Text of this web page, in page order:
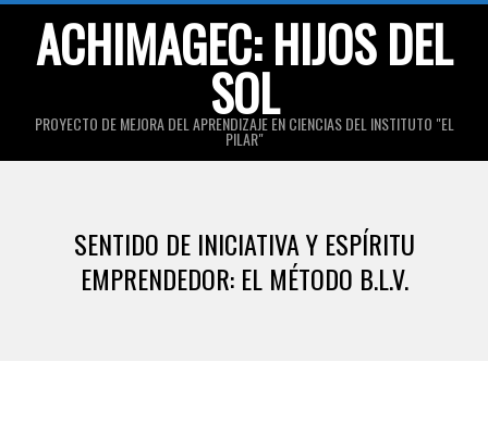
ACHIMAGEC: HIJOS DEL
SOL
PROYECTO DE MEJORA DEL APRENDIZAJE EN CIENCIAS DEL INSTITUTO "EL
PILAR"
SENTIDO DE INICIATIVA Y ESPÍRITU
EMPRENDEDOR: EL MÉTODO B.L.V.